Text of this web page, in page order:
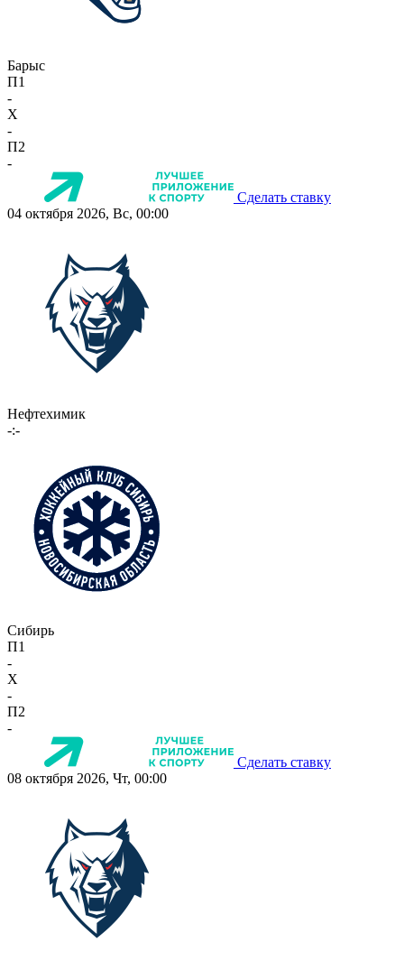
Барыс
П1
-
X
-
П2
-
Сделать ставку
04 октября 2026, Вс, 00:00
Нефтехимик
-:-
Сибирь
П1
-
X
-
П2
-
Сделать ставку
08 октября 2026, Чт, 00:00